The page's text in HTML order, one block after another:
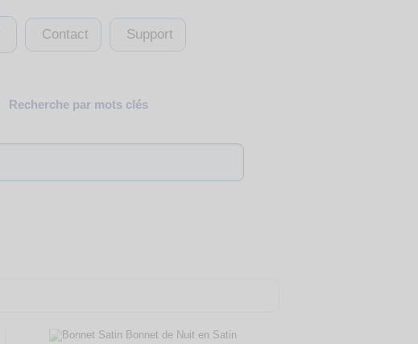
Contact Support
Recherche par mots clés